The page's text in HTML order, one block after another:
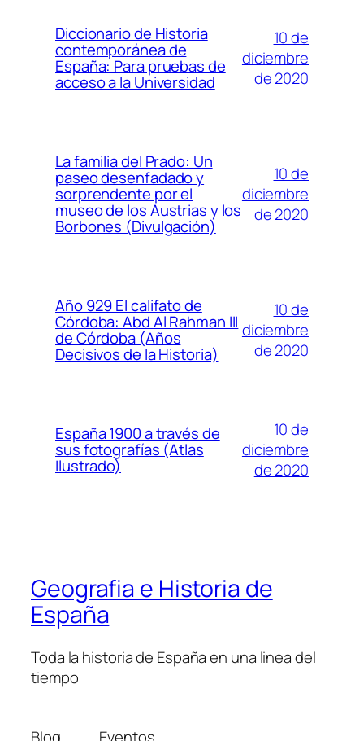
Diccionario de Historia
contemporánea de
España: Para pruebas de
acceso a la Universidad
10 de
diciembre
de 2020
La familia del Prado: Un
paseo desenfadado y
sorprendente por el
museo de los Austrias y los
Borbones (Divulgación)
10 de
diciembre
de 2020
Año 929 El califato de
Córdoba: Abd Al Rahman III
de Córdoba (Años
Decisivos de la Historia)
10 de
diciembre
de 2020
España 1900 a través de
sus fotografías (Atlas
Ilustrado)
10 de
diciembre
de 2020
Geografia e Historia de
España
Toda la historia de España en una linea del
tiempo